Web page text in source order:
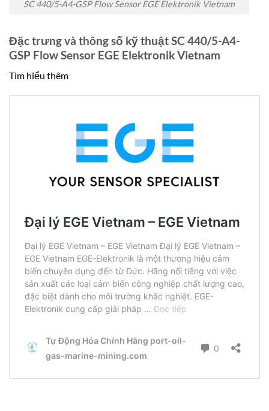
SC 440/5-A4-GSP Flow Sensor EGE Elektronik Vietnam
Đặc trưng và thông số kỹ thuật SC 440/5-A4-
GSP Flow Sensor EGE Elektronik Vietnam
Tìm hiểu thêm